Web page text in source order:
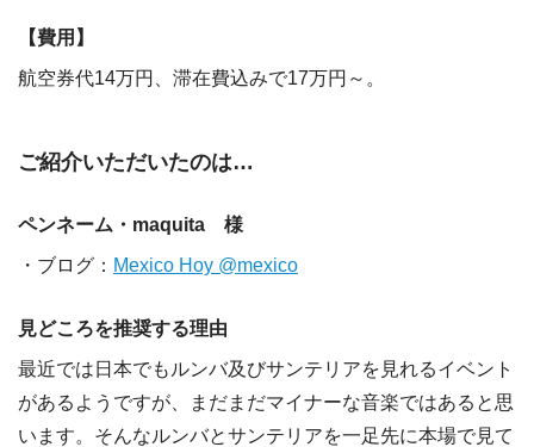
【費用】
航空券代14万円、滞在費込みで17万円～。
ご紹介いただいたのは…
ペンネーム・maquita 様
・ブログ： Mexico Hoy @mexico
見どころを推奨する理由
最近では日本でもルンバ及びサンテリアを見れるイベント
があるようですが、まだまだマイナーな音楽ではあると思
います。そんなルンバとサンテリアを一足先に本場で見て